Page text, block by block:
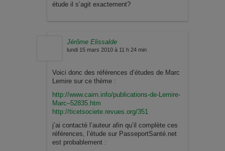
étude il s’agit exactement?
Jérôme Elissalde
lundi 15 mars 2010 à 11 h 24 min
Voici donc des références d’études de Marc
Lemire sur ce thème :
http://www.cairn.info/publications-de-Lemire-
Marc–52835.htm
http://ticetsociete.revues.org/351
j’ai contacté l’auteur afin qu’il complète ces
références, l’étude sur PasseportSanté.net
est probablement :